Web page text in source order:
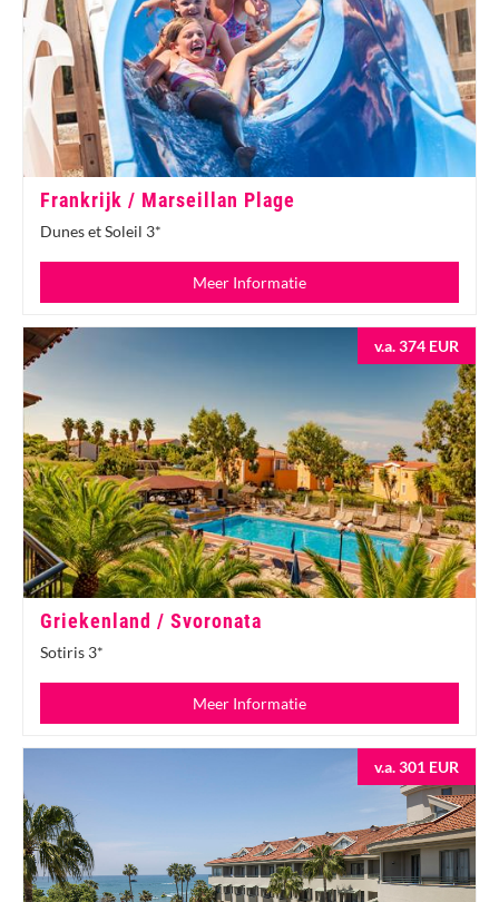
Frankrijk / Marseillan Plage
Dunes et Soleil 3*
Meer Informatie
v.a. 374 EUR
Griekenland / Svoronata
Sotiris 3*
Meer Informatie
v.a. 301 EUR